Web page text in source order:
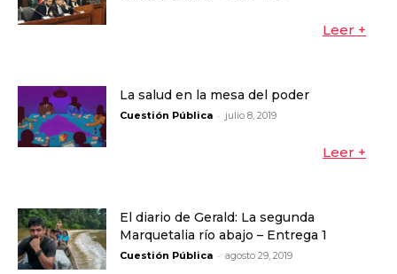
Leer +
La salud en la mesa del poder
Cuestión Pública - julio 8, 2019
Leer +
El diario de Gerald: La segunda
Marquetalia río abajo – Entrega 1
Cuestión Pública - agosto 29, 2019